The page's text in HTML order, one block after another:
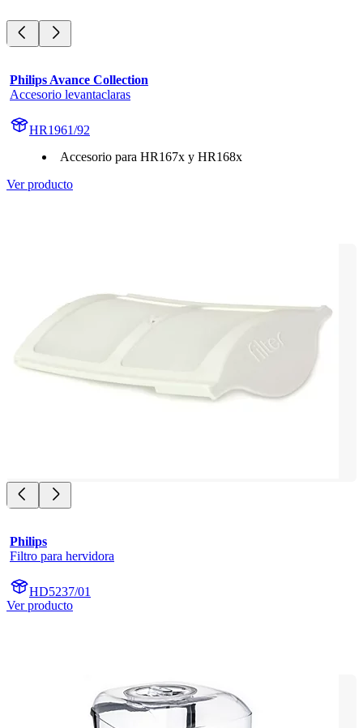
Philips Avance Collection
Accesorio levantaclaras
HR1961/92
Accesorio para HR167x y HR168x
Ver producto
Philips
Filtro para hervidora
HD5237/01
Ver producto